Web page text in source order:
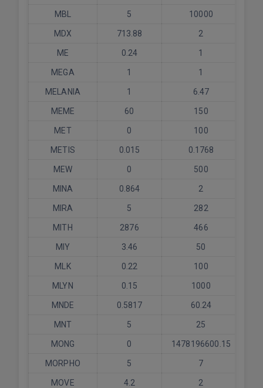
MBL 5 10000
MDX 713.88 2
ME 0.24 1
MEGA 1 1
MELANIA 1 6.47
MEME 60 150
MET 0 100
METIS 0.015 0.1768
MEW 0 500
MINA 0.864 2
MIRA 5 282
MITH 2876 466
MIY 3.46 50
MLK 0.22 100
MLYN 0.15 1000
MNDE 0.5817 60.24
MNT 5 25
MONG 0 1478196600.15
MORPHO 5 7
MOVE 4.2 2